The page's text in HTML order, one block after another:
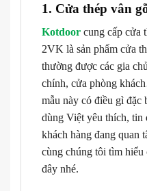
1. Cửa thép vân
Kotdoor cung cấp cửa
2VK là sản phẩm cửa
thường được các gia
chính, cửa phòng
mẫu này có điều gì đặc
dùng Việt yêu thích, tin
khách hàng đang quan
cùng chúng tôi tìm
đây nhé.